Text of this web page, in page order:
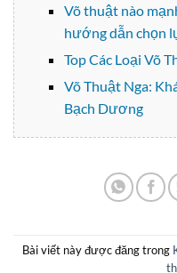
Võ thuật nào
hướng dẫn chọn
Top Các Loại Võ
Võ Thuật Nga:
Bạch Dương
Bài viết này được đăng trong